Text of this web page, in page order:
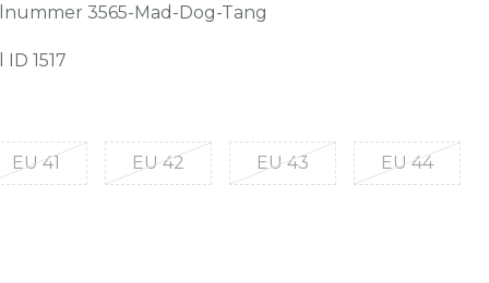
3565-Mad-Dog-Tang
ID 1517
EU 41 EU 42 EU 43 EU 44